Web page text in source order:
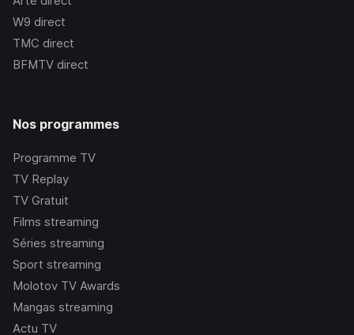
W9 direct
TMC direct
BFMTV direct
Nos programmes
Programme TV
TV Replay
TV Gratuit
Films streaming
Séries streaming
Sport streaming
Molotov TV Awards
Mangas streaming
Actu TV